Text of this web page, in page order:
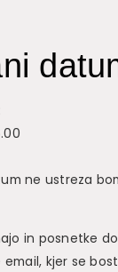
ne ustreza
in posnetke
kjer se